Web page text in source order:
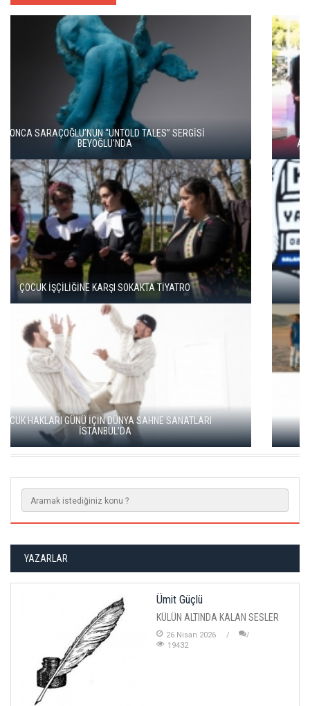
ALTIN PORTAKAL’DA VİCDANIN VE GERÇEĞİN PEŞİNDE İKİ FİLM
TÜRKAN ŞORAY VE CAHİT BERKAY, 'SELVİ BOYLUM AL
YAZMALIM’I BİRLİKTE İZLEDİ
ÖDÜLLÜ FİLMLER İLK KEZ AYVALIK FİLM FESTİVALİ’NDE
YAZARLAR
Ümit Güçlü
KÜLÜN ALTINDA KALAN SESLER
26 Nisan 2026
19432